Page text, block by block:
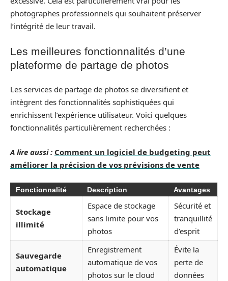
photographes professionnels qui souhaitent préserver
l’intégrité de leur travail.
Les meilleures fonctionnalités d’une
plateforme de partage de photos
Les services de partage de photos se diversifient et
intègrent des fonctionnalités sophistiquées qui
enrichissent l’expérience utilisateur. Voici quelques
fonctionnalités particulièrement recherchées :
A lire aussi : Comment un logiciel de budgeting peut
améliorer la précision de vos prévisions de vente
Fonctionnalité Description Avantages
Stockage
illimité
Espace de stockage
sans limite pour vos
photos
Sécurité et
tranquillité
d’esprit
Sauvegarde
automatique
Enregistrement
automatique de vos
photos sur le cloud
Évite la
perte de
données